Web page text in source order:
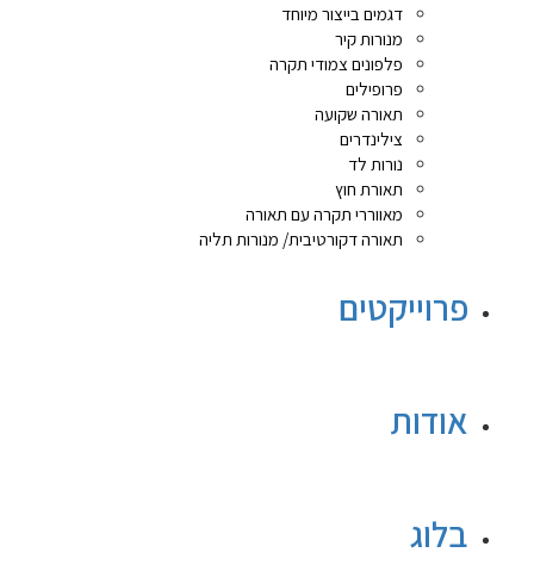
דגמים בייצור מיוחד
מנורות קיר
פלפונים צמודי תקרה
פרופילים
תאורה שקועה
צילינדרים
נורות לד
תאורת חוץ
מאווררי תקרה עם תאורה
תאורה דקורטיבית/ מנורות תליה
פרוייקטים
אודות
בלוג